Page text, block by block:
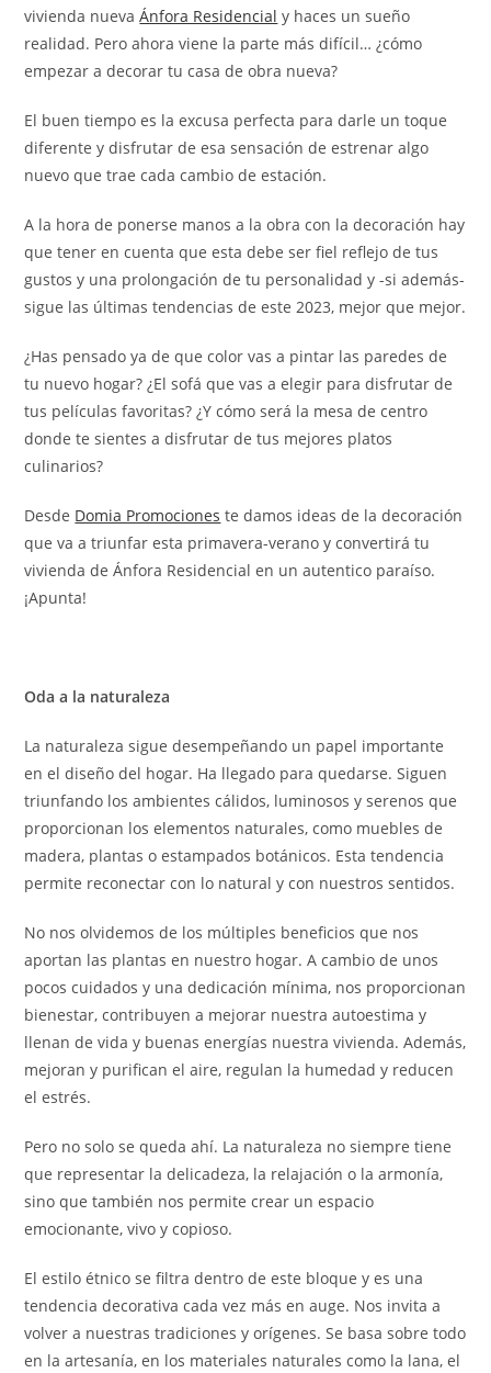
vivienda nuevaÁnfora Residencial y haces un sueño
realidad. Pero ahora viene la parte más difícil… ¿cómo
empezar a decorar tu casa de obra nueva?
El buen tiempo es la excusa perfecta para darle un toque
diferente y disfrutar de esa sensación de estrenar algo
nuevo que trae cada cambio de estación.
A la hora de ponerse manos a la obra con la decoración hay
que tener en cuenta que esta debe ser fiel reflejo de tus
gustos y una prolongación de tu personalidad y -si además-
sigue las últimas tendencias de este 2023, mejor que mejor.
¿Has pensado ya de que color vas a pintar las paredes de
tu nuevo hogar? ¿El sofá que vas a elegir para disfrutar de
tus películas favoritas? ¿Y cómo será la mesa de centro
donde te sientes a disfrutar de tus mejores platos
culinarios?
Desde Domia Promociones te damos ideas de la decoración
que va a triunfar esta primavera-verano y convertirá tu
vivienda de Ánfora Residencial en un autentico paraíso.
¡Apunta!
Oda a la naturaleza
La naturaleza sigue desempeñando un papel importante
en el diseño del hogar. Ha llegado para quedarse. Siguen
triunfando los ambientes cálidos, luminosos y serenos que
proporcionan los elementos naturales, como muebles de
madera, plantas o estampados botánicos. Esta tendencia
permite reconectar con lo natural y con nuestros sentidos.
No nos olvidemos de los múltiples beneficios que nos
aportan las plantas en nuestro hogar. A cambio de unos
pocos cuidados y una dedicación mínima, nos proporcionan
bienestar, contribuyen a mejorar nuestra autoestima y
llenan de vida y buenas energías nuestra vivienda. Además,
mejoran y purifican el aire, regulan la humedad y reducen
el estrés.
Pero no solo se queda ahí. La naturaleza no siempre tiene
que representar la delicadeza, la relajación o la armonía,
sino que también nos permite crear un espacio
emocionante, vivo y copioso.
El estilo étnico se filtra dentro de este bloque y es una
tendencia decorativa cada vez más en auge. Nos invita a
volver a nuestras tradiciones y orígenes. Se basa sobre todo
en la artesanía, en los materiales naturales como la lana, el